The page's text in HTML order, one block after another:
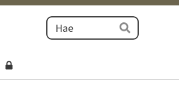
Haku
Hae